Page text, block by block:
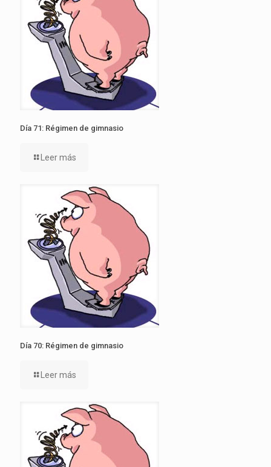
Día 71: Régimen de gimnasio
Leer más
Día 70: Régimen de gimnasio
Leer más